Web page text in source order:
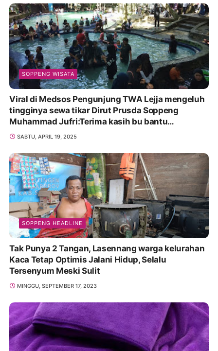
SOPPENG WISATA
Viral di Medsos Pengunjung TWA Lejja mengeluh
tingginya sewa tikar Dirut Prusda Soppeng
Muhammad Jufri:Terima kasih bu bantu
Promosikan
SABTU, APRIL 19, 2025
SOPPENG HEADLINE
Tak Punya 2 Tangan, Lasennang warga kelurahan
Kaca Tetap Optimis Jalani Hidup, Selalu
Tersenyum Meski Sulit
MINGGU, SEPTEMBER 17, 2023